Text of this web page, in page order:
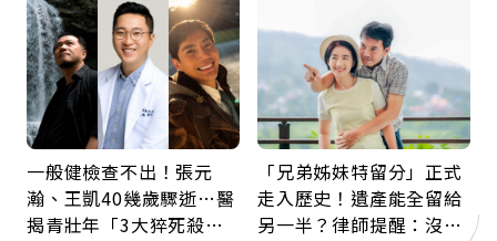
一般健檢查不出！張元
瀚、王凱40幾歲驟逝…醫
揭青壯年「3大猝死殺
「兄弟姊妹特留分」正式
走入歷史！遺產能全留給
另一半？律師提醒：沒做